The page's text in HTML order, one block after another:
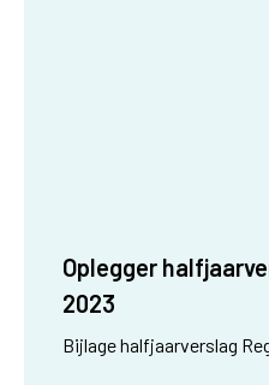
Oplegger
2023
Bijlage halfjaarverslag